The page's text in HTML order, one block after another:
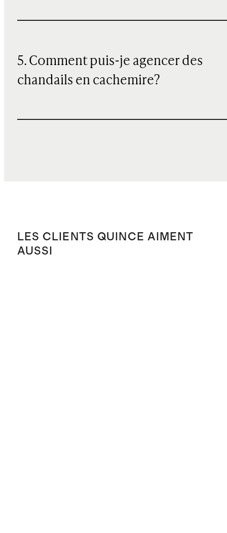
5. Comment puis-je agencer des
chandails en cachemire?
LES CLIENTS QUINCE AIMENT
AUSSI